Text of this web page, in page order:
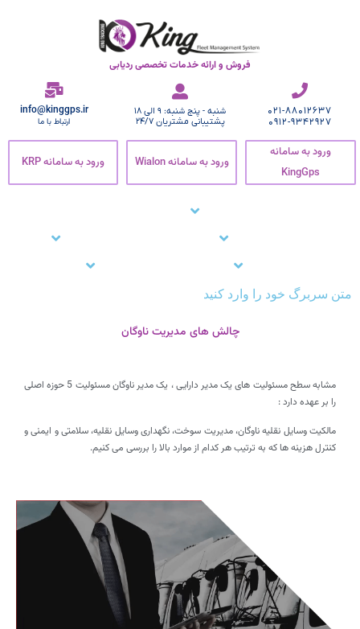
فروش و ارائه خدمات تخصصی ردیابی
021-88012637
0912-9342927
شنبه - پنج شنبه: 9 الی 18
پشتیبانی مشتریان 24/7
info@kinggps.ir
ارتباط با ما
ورود به سامانه
KingGps
ورود به سامانه Wialon ورود به سامانه KRP
متن سربرگ خود را وارد کنید
چالش های مدیریت ناوگان
مشابه سطح مسئولیت های یک مدیر دارایی ، یک مدیر ناوگان مسئولیت 5 حوزه اصلی
را بر عهده دارد :
مالکیت وسایل نقلیه ناوگان، مدیریت سوخت، نگهداری وسایل نقلیه، سلامتی و ایمنی و
کنترل هزینه ها که به ترتیب هر کدام از موارد بالا را بررسی می کنیم.